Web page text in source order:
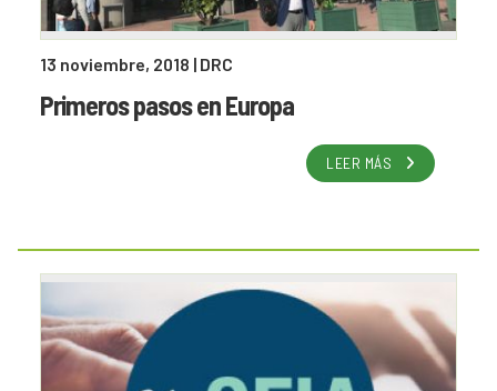
13 noviembre, 2018 | DRC
Primeros pasos en Europa
LEER MÁS